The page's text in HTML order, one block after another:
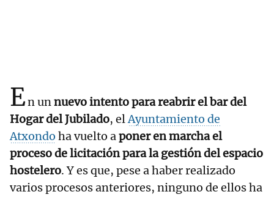
En unnuevo intento para reabrir el bar del
Hogar del Jubilado, elAyuntamiento de
Atxondo ha vuelto aponer en marcha el
proceso de licitación para la gestión del espacio
hostelero. Y es que, pese a haber realizado
varios procesos anteriores, ninguno de ellos ha